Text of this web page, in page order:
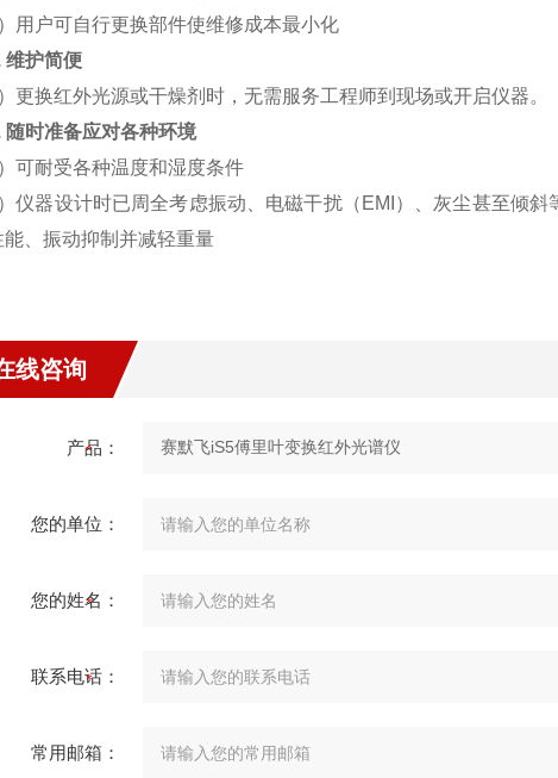
用户可自行更换部件使维修成本最小化
维护简便
更换红外光源或干燥剂时，无需服务工程师到现场或开启仪器。
随时准备应对各种环境
可耐受各种温度和湿度条件
仪器设计时已周全考虑振动、电磁干扰（EMI）、灰尘甚至倾
能、振动抑制并减轻重量
线咨询
产品：
您的单位：
您的姓名：
联系电话：
常用邮箱：